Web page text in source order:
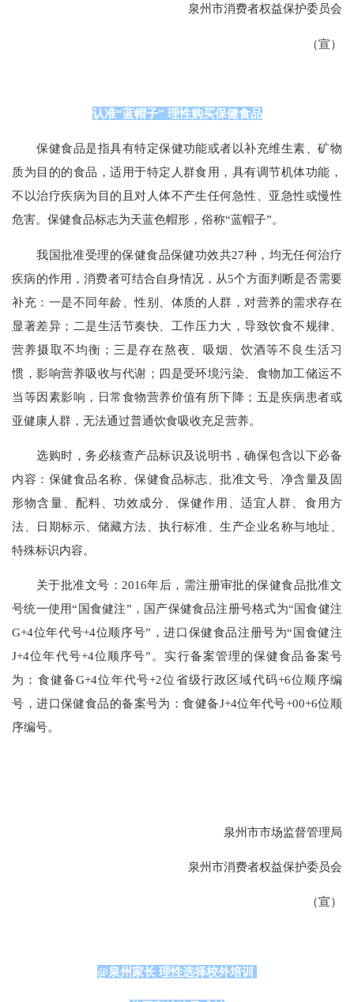
泉州市消费者权益保护委员会
（宣）
认准“蓝帽子” 理性购买保健食品
保健食品是指具有特定保健功能或者以补充维生素、矿物
质为目的的食品，适用于特定人群食用，具有调节机体功能，
不以治疗疾病为目的且对人体不产生任何急性、亚急性或慢性
危害。保健食品标志为天蓝色帽形，俗称“蓝帽子”。
我国批准受理的保健食品保健功效共27种，均无任何治疗
疾病的作用，消费者可结合自身情况，从5个方面判断是否需要
补充：一是不同年龄、性别、体质的人群，对营养的需求存在
显著差异；二是生活节奏快、工作压力大，导致饮食不规律、
营养摄取不均衡；三是存在熬夜、吸烟、饮酒等不良生活习
惯，影响营养吸收与代谢；四是受环境污染、食物加工储运不
当等因素影响，日常食物营养价值有所下降；五是疾病患者或
亚健康人群，无法通过普通饮食吸收充足营养。
选购时，务必核查产品标识及说明书，确保包含以下必备
内容：保健食品名称、保健食品标志、批准文号、净含量及固
形物含量、配料、功效成分、保健作用、适宜人群、食用方
法、日期标示、储藏方法、执行标准、生产企业名称与地址、
特殊标识内容。
关于批准文号：2016年后，需注册审批的保健食品批准文
号统一使用“国食健注”，国产保健食品注册号格式为“国食健注
G+4位年代号+4位顺序号”，进口保健食品注册号为“国食健注
J+4位年代号+4位顺序号”。实行备案管理的保健食品备案号
为：食健备G+4位年代号+2位省级行政区域代码+6位顺序编
号，进口保健食品的备案号为：食健备J+4位年代号+00+6位顺
序编号。
泉州市市场监督管理局
泉州市消费者权益保护委员会
（宣）
@泉州家长 理性选择校外培训